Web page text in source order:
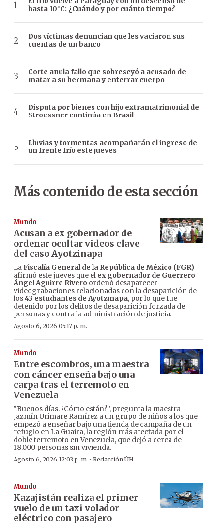
hasta 10°C: ¿Cuándo y por cuánto tiempo?
Dos víctimas denuncian que les vaciaron sus
cuentas de un banco
Corte anula fallo que sobreseyó a acusado de
matar a su hermana y enterrar cuerpo
Disputa por bienes con hijo extramatrimonial de
Stroessner continúa en Brasil
Lluvias y tormentas acompañarán el ingreso de
un frente frío este jueves
Más contenido de esta sección
Mundo
Acusan a ex gobernador de
ordenar ocultar videos clave
del caso Ayotzinapa
LaFiscalía General de la República de México (FGR)
afirmó este jueves que el ex gobernador de Guerrero
Ángel Aguirre Rivero ordenó desaparecer
videograbaciones relacionadas con la desaparición de
los43 estudiantes de Ayotzinapa, por lo que fue
detenido por los delitos de desaparición forzada de
personas y contra la administración de justicia.
Agosto 6, 2026 05:17 p. m.
Mundo
Entre escombros, una maestra
con cáncer enseña bajo una
carpa tras el terremoto en
Venezuela
“Buenos días. ¿Cómo están?”, pregunta la maestra
Jazmín Urimare Ramírez a un grupo de niños a los que
empezó a enseñar bajo una tienda de campaña de un
refugio en La Guaira, la región más afectada por el
doble terremoto en Venezuela, que dejó a cerca de
18.000 personas sin vivienda.
Agosto 6, 2026 12:03 p. m. · Redacción ÚH
Mundo
Kazajistán realiza el primer
vuelo de un taxi volador
eléctrico con pasajero